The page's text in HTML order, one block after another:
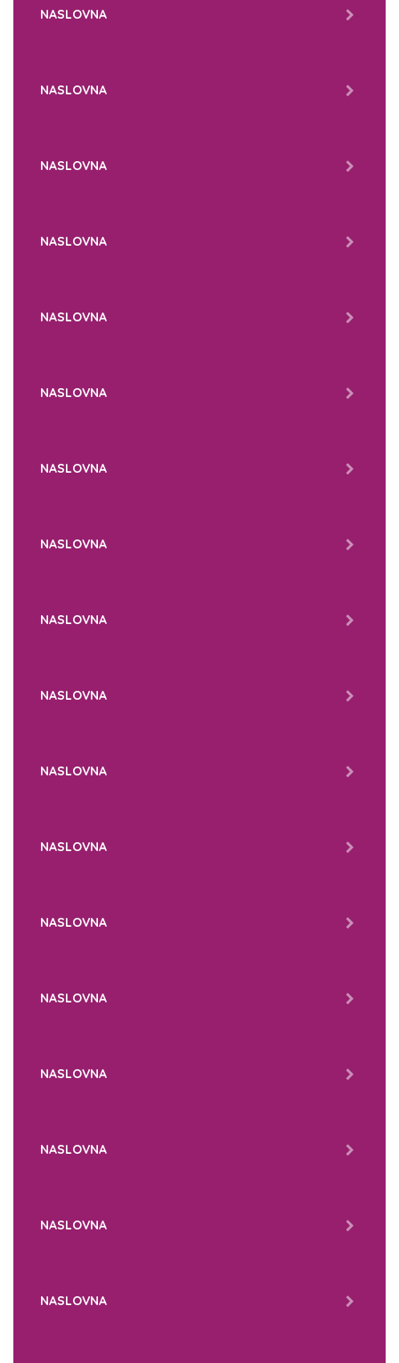
NASLOVNA
NASLOVNA
NASLOVNA
NASLOVNA
NASLOVNA
NASLOVNA
NASLOVNA
NASLOVNA
NASLOVNA
NASLOVNA
NASLOVNA
NASLOVNA
NASLOVNA
NASLOVNA
NASLOVNA
NASLOVNA
NASLOVNA
NASLOVNA